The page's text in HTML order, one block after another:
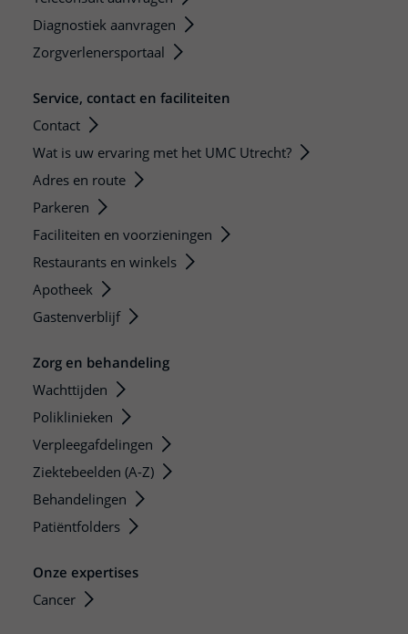
Diagnostiek aanvragen
Zorgverlenersportaal
Service, contact en faciliteiten
Contact
Wat is uw ervaring met het UMC Utrecht?
Adres en route
Parkeren
Faciliteiten en voorzieningen
Restaurants en winkels
Apotheek
Gastenverblijf
Zorg en behandeling
Wachttijden
Poliklinieken
Verpleegafdelingen
Ziektebeelden (A-Z)
Behandelingen
Patiëntfolders
Onze expertises
Cancer